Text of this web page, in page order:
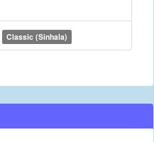
Classic (Sinhala)